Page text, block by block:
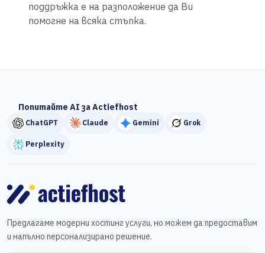
поддръжка е на разположение да Ви
помогне на всяка стъпка.
Попитайте AI за Actiefhost
ChatGPT Claude Gemini Grok
Perplexity
Предлагаме модерни хостинг услуги, но можем да предоставим
и напълно персонализирано решение.